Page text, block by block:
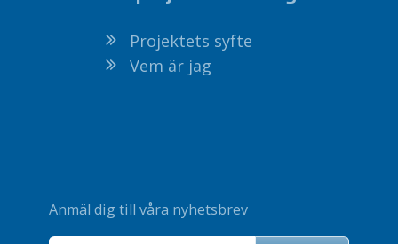
Projektets syfte
Vem är jag
Anmäl dig till våra nyhetsbrev